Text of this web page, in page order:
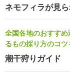
ネモフィラが見
全国各地のおすす
るもの採り方のコツ
潮干狩りガイド